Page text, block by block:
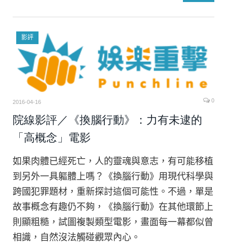
影評
2016-04-16 0
院線影評／《換腦行動》：力有未逮的
「高概念」電影
如果肉體已經死亡，人的靈魂與意志，有可能移植
到另外一具軀體上嗎？《換腦行動》用現代科學與
跨國犯罪題材，重新探討這個可能性。不過，單是
故事概念有趣仍不夠，《換腦行動》在其他環節上
則顯粗糙，試圖複製類型電影，畫面每一幕都似曾
相識，自然沒法觸碰觀眾內心。